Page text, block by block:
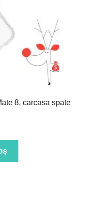
8, carcasa spate